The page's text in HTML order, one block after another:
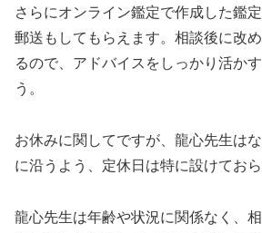
さらにオンライン鑑定で作成した鑑
郵送もしてもらえます。相談後に改
るので、アドバイスをしっかり活か
う。
お休みに関してですが、龍心先生は
に沿うよう、定休日は特に設けておら
龍心先生は年齢や状況に関係なく、